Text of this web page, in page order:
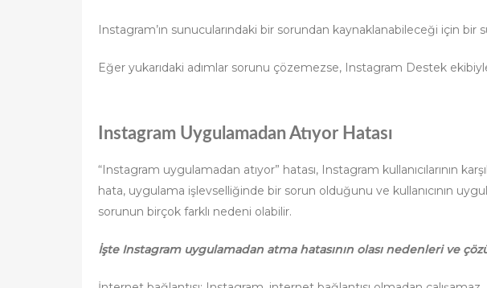
Instagram’ın sunucularındaki bir sorundan kaynaklanabileceği için
Eğer yukarıdaki adımlar sorunu çözemezse, Instagram Destek
Instagram Uygulamadan Atıyor Hatası
“Instagram uygulamadan atıyor” hatası, Instagram kullanıcılarının
hata, uygulama işlevselliğinde bir sorun olduğunu ve kullanıcının
sorunun birçok farklı nedeni olabilir.
İşte Instagram uygulamadan atma hatasının olası nedenleri ve